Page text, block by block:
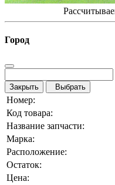
Город
Закрыть Выбрать
Номер:
Код товара:
Название запчасти:
Марка:
Расположение:
Остаток:
Цена: